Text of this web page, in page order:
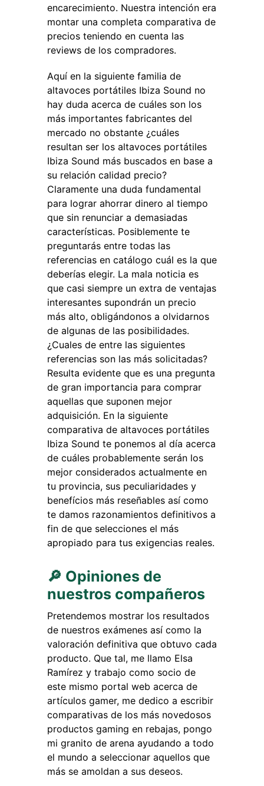
encarecimiento. Nuestra intención era
montar una completa comparativa de
precios teniendo en cuenta las
reviews de los compradores.
Aquí en la siguiente familia de
altavoces portátiles Ibiza Sound no
hay duda acerca de cuáles son los
más importantes fabricantes del
mercado no obstante ¿cuáles
resultan ser los altavoces portátiles
Ibiza Sound más buscados en base a
su relación calidad precio?
Claramente una duda fundamental
para lograr ahorrar dinero al tiempo
que sin renunciar a demasiadas
características. Posiblemente te
preguntarás entre todas las
referencias en catálogo cuál es la que
deberías elegir. La mala noticia es
que casi siempre un extra de ventajas
interesantes supondrán un precio
más alto, obligándonos a olvidarnos
de algunas de las posibilidades.
¿Cuales de entre las siguientes
referencias son las más solicitadas?
Resulta evidente que es una pregunta
de gran importancia para comprar
aquellas que suponen mejor
adquisición. En la siguiente
comparativa de altavoces portátiles
Ibiza Sound te ponemos al día acerca
de cuáles probablemente serán los
mejor considerados actualmente en
tu provincia, sus peculiaridades y
benefícios más reseñables así como
te damos razonamientos definitivos a
fin de que selecciones el más
apropiado para tus exigencias reales.
🔎 Opiniones de
nuestros compañeros
Pretendemos mostrar los resultados
de nuestros exámenes así como la
valoración definitiva que obtuvo cada
producto. Que tal, me llamo Elsa
Ramírez y trabajo como socio de
este mismo portal web acerca de
artículos gamer, me dedico a escribir
comparativas de los más novedosos
productos gaming en rebajas, pongo
mi granito de arena ayudando a todo
el mundo a seleccionar aquellos que
más se amoldan a sus deseos.